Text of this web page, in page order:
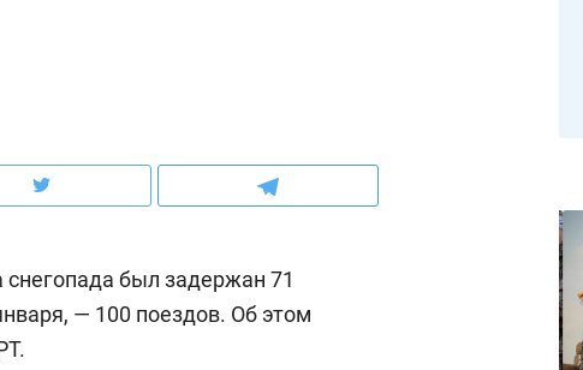
снегопада был задержан 71
— 100 поездов. Об этом